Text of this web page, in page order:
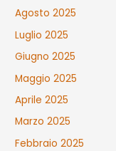
Agosto 2025
Luglio 2025
Giugno 2025
Maggio 2025
Aprile 2025
Marzo 2025
Febbraio 2025